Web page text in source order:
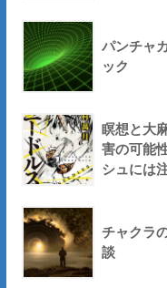
パンチャ
ック
瞑想と大
害の可能
シュには
チャクラ
談